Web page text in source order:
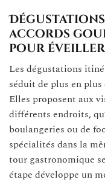
accords
pour éveiller
Les dégustations
séduit de plus en
Elles proposent aux
différents endroits,
boulangeries ou de
spécialités dans la
tour gastronomique
étape développe un